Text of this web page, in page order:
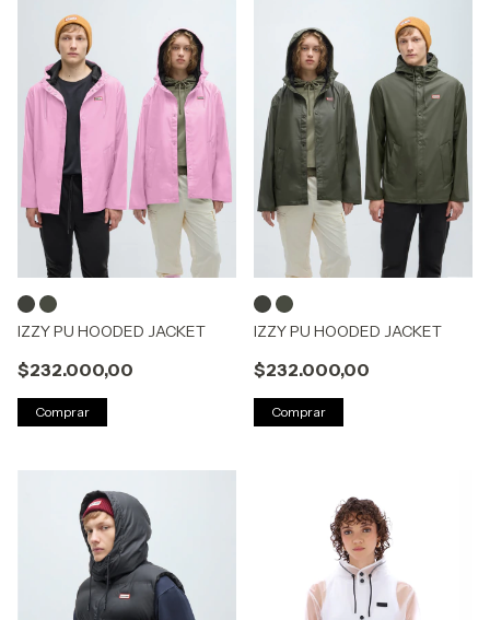
IZZY PU HOODED JACKET
$232.000,00
Comprar
IZZY PU HOODED JACKET
$232.000,00
Comprar